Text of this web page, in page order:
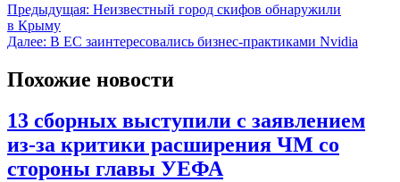
Предыдущая: Неизвестный город скифов обнаружили
в Крыму
Далее: В ЕС заинтересовались бизнес-практиками Nvidia
Похожие новости
13 сборных выступили с заявлением
из-за критики расширения ЧМ со
стороны главы УЕФА